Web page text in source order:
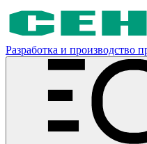
Разработка и производство